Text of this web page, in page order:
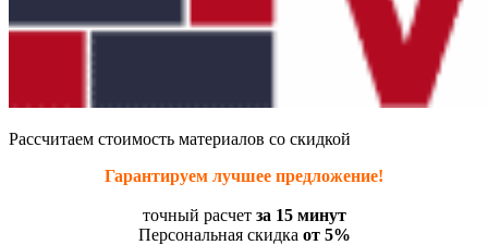
Рассчитаем стоимость материалов со скидкой
Гарантируем лучшее предложение!
точный расчет за 15 минут
Персональная скидка от 5%